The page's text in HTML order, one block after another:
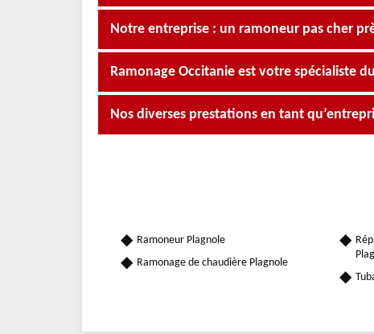
Notre entreprise : un ramoneur pas cher
Ramonage Occitanie est votre spécialiste
Nos diverses prestations en tant
Ramoneur Plagnole
Ramonage de chaudière Plagnole